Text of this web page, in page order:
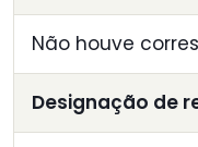
Não houve
Designação de